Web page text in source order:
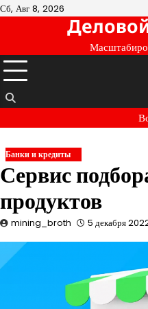
Перейти
Сб, Авг 8, 2026
Банки и кредиты
Сервис
продуктов
mining_broth 5 декабря